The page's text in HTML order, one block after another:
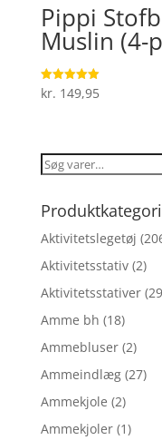
Pippi
Muslin (4-
Vurderet
5
kr. 149,95
Søg
Aktivitetslegetøj
Aktivitetsstativ (2)
Aktivitetsstativer
Amme bh (18)
Ammebluser (2)
Ammeindlæg (27)
Ammekjole (2)
Ammekjoler (1)